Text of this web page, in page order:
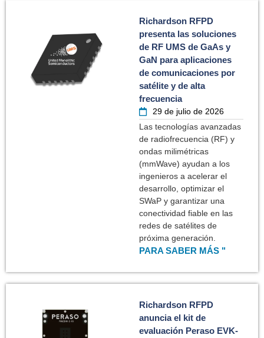
Richardson RFPD
presenta las soluciones
de RF UMS de GaAs y
GaN para aplicaciones
de comunicaciones por
satélite y de alta
frecuencia
29 de julio de 2026
Las tecnologías avanzadas
de radiofrecuencia (RF) y
ondas milimétricas
(mmWave) ayudan a los
ingenieros a acelerar el
desarrollo, optimizar el
SWaP y garantizar una
conectividad fiable en las
redes de satélites de
próxima generación.
PARA SABER MÁS "
Richardson RFPD
anuncia el kit de
evaluación Peraso EVK-